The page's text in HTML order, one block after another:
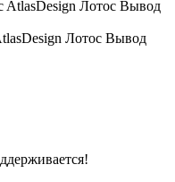
Лотос Вывод